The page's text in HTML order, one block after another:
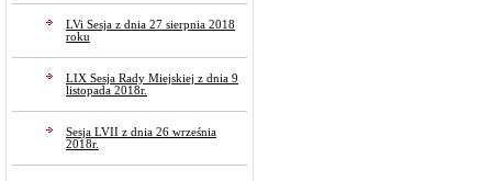
LVi Sesja z dnia 27 sierpnia 2018
roku
LIX Sesja Rady Miejskiej z dnia 9
listopada 2018r.
Sesja LVII z dnia 26 września
2018r.